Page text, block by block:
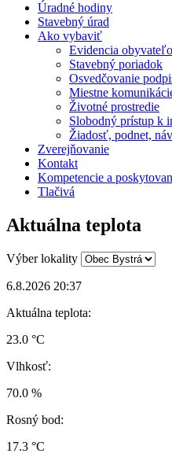
Úradné hodiny
Stavebný úrad
Ako vybaviť
Evidencia
Stavebný poriadok
Osvedčovanie
Miestne
Životné prostredie
Slobodný prístup k
Žiadosť, podnet,
Zverejňovanie
Kontakt
Kompetencie a
Tlačivá
Aktuálna teplota
Výber lokality
6.8.2026 20:37
Aktuálna teplota:
23.0 °C
Vlhkosť:
70.0 %
Rosný bod:
17.3 °C